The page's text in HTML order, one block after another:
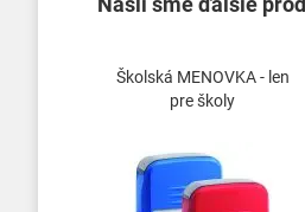
Školská MENOVKA - len
pre školy